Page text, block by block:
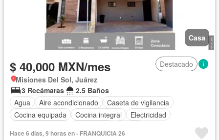
Casa
$ 40,000 MXN/mes
Destacado
Misiones Del Sol, Juárez
3 Recámaras
2.5 Baños
Agua
Aire acondicionado
Caseta de vigilancia
Cocina equipada
Cocina integral
Electricidad
Hace 6 días, 9 horas en - FRANQUICIA 26